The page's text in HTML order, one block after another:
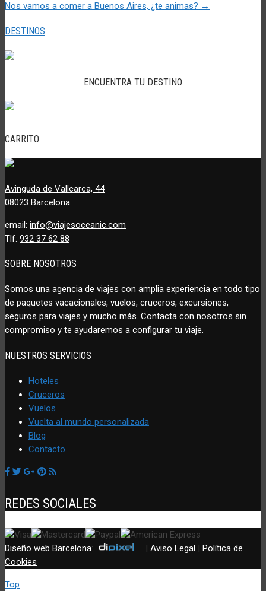
Nos vamos a comer a Buenos Aires, ¿te animas? →
DESTINOS
ENCUENTRA TU DESTINO
CARRITO
Avinguda de Vallcarca, 44
08023 Barcelona
email: info@viajesoceanic.com
Tlf: 932 37 62 88
SOBRE NOSOTROS
Somos una agencia de viajes con amplia experiencia en todo tipo
de paquetes vacacionales, vuelos, cruceros, excursiones,
seguros para viajes y mucho más. Contacta con nosotros sin
compromiso y te ayudaremos a configurar tu viaje.
NUESTROS SERVICIOS
Hoteles
Cruceros
Vuelos
Vuelta al mundo personalizada
Blog
Contacto
REDES SOCIALES
Diseño web Barcelona: | Aviso Legal | Política de
Cookies
Top